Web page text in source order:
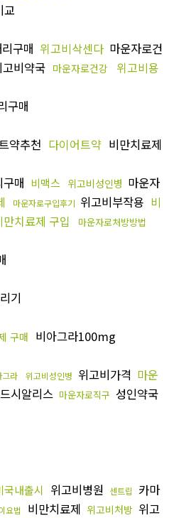
교
구매 위고비삭센다 마운자로건
고비약국 마운자로건강
위고비용
구매
약추천 다이어트약 비만치료제
매 비맥스 위고비성인병 마운자
마운자로구입후기 위고비부작용 비
만치료제 구입 마운자로처방방법
기
구매 비아그라100mg
그라 위고비성인병 위고비가격 마운
시알리스 마운자로직구 성인약국
국내출시 위고비병원 센트립
카마
요법 비만치료제 위고비처방 위고